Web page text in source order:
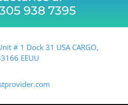
938 7395
# 1 Dock 31 USA CARGO,
EEUU